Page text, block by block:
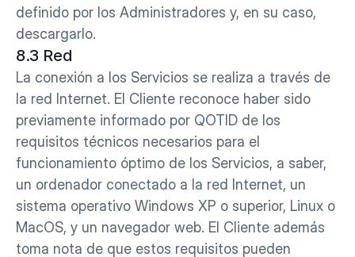
definido por los Administradores y, en su caso,
descargarlo.
8.3 Red
La conexión a los Servicios se realiza a través de
la red Internet. El Cliente reconoce haber sido
previamente informado por QOTID de los
requisitos técnicos necesarios para el
funcionamiento óptimo de los Servicios, a saber,
un ordenador conectado a la red Internet, un
sistema operativo Windows XP o superior, Linux o
MacOS, y un navegador web. El Cliente además
toma nota de que estos requisitos pueden